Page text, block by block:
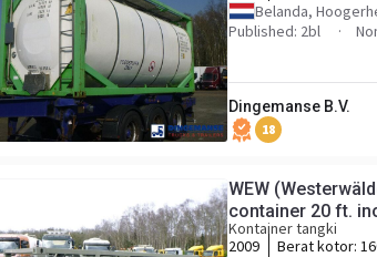
Belanda,
Published: 2bl
Dingemanse B.V.
18
WEW
container 20 ft.
Kontainer tangki
2009
Berat kotor: